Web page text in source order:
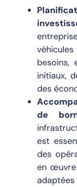
besoins,
initiaux,
des
de
est
des
en œuvre